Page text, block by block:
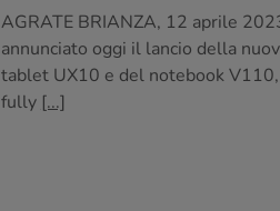
AGRATE BRIANZA, 12 aprile
annunciato oggi il lancio della
tablet UX10 e del notebook
fully [...]